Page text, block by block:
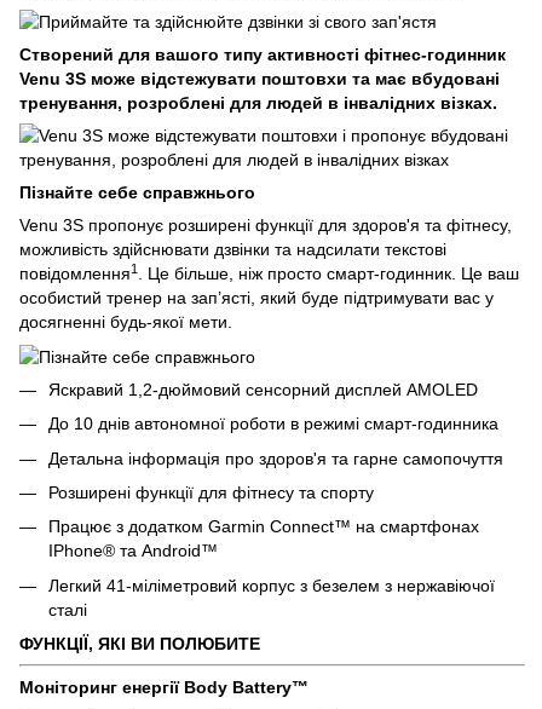
Створений для вашого типу активності фітнес-годинник
Venu 3S може відстежувати поштовхи та має вбудовані
тренування, розроблені для людей в інвалідних візках.
Пізнайте себе справжнього
Venu 3S пропонує розширені функції для здоров'я та фітнесу,
можливість здійснювати дзвінки та надсилати текстові
повідомлення1 . Це більше, ніж просто смарт-годинник. Це ваш
особистий тренер на зап’ясті, який буде підтримувати вас у
досягненні будь-якої мети.
Яскравий 1,2-дюймовий сенсорний дисплей AMOLED
До 10 днів автономної роботи в режимі смарт-годинника
Детальна інформація про здоров'я та гарне самопочуття
Розширені функції для фітнесу та спорту
Працює з додатком Garmin Connect™ на смартфонах
IPhone® та Android™
Легкий 41-міліметровий корпус з безелем з нержавіючої
сталі
ФУНКЦІЇ, ЯКІ ВИ ПОЛЮБИТЕ
Моніторинг енергії Body Battery™